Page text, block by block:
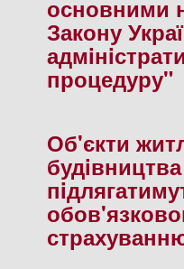
основними
Закону
процедуру"
Об'єкти
будiвництва